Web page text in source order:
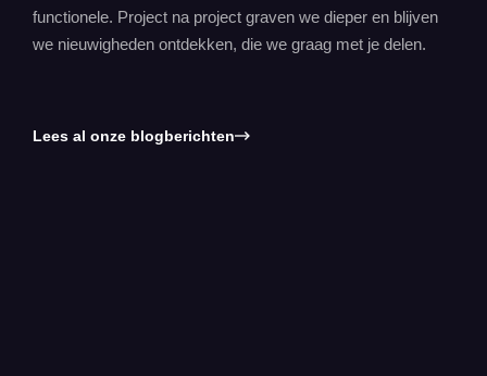
functionele. Project na project graven we dieper en blijven
we nieuwigheden ontdekken, die we graag met je delen.
Lees al onze blogberichten